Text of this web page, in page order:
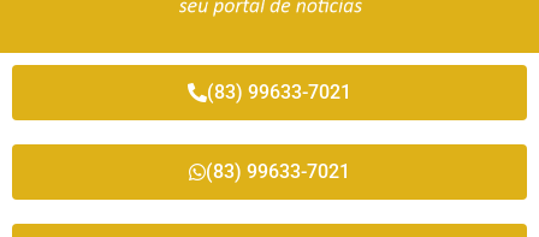
(83) 99633-7021
(83) 99633-7021